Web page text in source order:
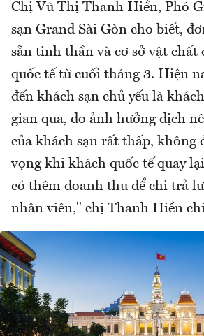
Chị Vũ Thị Thanh Hiền, Phó
sạn Grand Sài Gòn cho biết,
sẵn tinh thần và cơ sở vật chất
quốc tế từ cuối tháng 3. Hiện
đến khách sạn chủ yếu là
gian qua, do ảnh hưởng dịch
của khách sạn rất thấp, không
vọng khi khách quốc tế quay
có thêm doanh thu để chi trả
nhân viên," chị Thanh Hiền